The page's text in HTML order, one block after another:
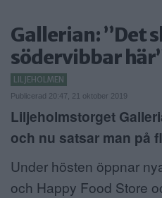
KALENDER
KONTAKT
SAMARBETEN
ANNONSERA
NÄRINGSLIV
Gallerian: ”Det
södervibbar
LILJEHOLMEN
Publicerad 20:47, 21 oktober 2019
Liljeholmstorget
och nu satsar man på
Under hösten öppnar
och Happy Food Store